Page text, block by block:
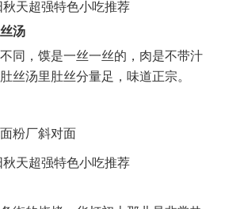
汤
同，馍是一丝一丝的，肉是不带汁
丝汤里肚丝分量足，味道正宗。
粉厂斜对面